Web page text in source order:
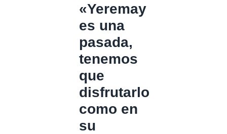
«Yeremay
es una
pasada,
tenemos
que
disfrutarlo
como en
su